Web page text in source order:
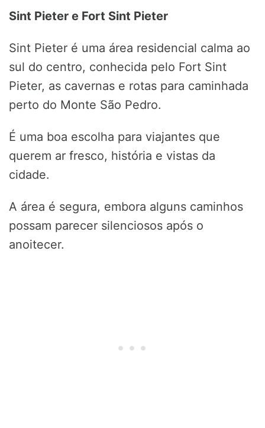
Sint Pieter e Fort Sint Pieter
Sint Pieter é uma área residencial calma ao
sul do centro, conhecida pelo Fort Sint
Pieter, as cavernas e rotas para caminhada
perto do Monte São Pedro.
É uma boa escolha para viajantes que
querem ar fresco, história e vistas da
cidade.
A área é segura, embora alguns caminhos
possam parecer silenciosos após o
anoitecer.